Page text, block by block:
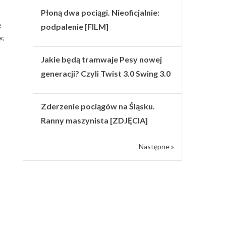
Płoną dwa pociągi. Nieoficjalnie:
podpalenie [FILM]
Jakie będą tramwaje Pesy nowej
generacji? Czyli Twist 3.0 Swing 3.0
Zderzenie pociągów na Śląsku.
Ranny maszynista [ZDJĘCIA]
Następne »